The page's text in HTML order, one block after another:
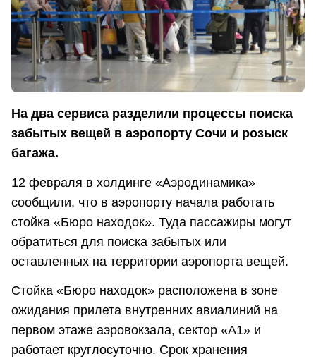
На два сервиса разделили процессы поиска
забытых вещей в аэропорту Сочи и розыск
багажа.
12 февраля в холдинге «Аэродинамика»
сообщили, что в аэропорту начала работать
стойка «Бюро находок». Туда пассажиры могут
обратиться для поиска забытых или
оставленных на территории аэропорта вещей.
Стойка «Бюро находок» расположена в зоне
ожидания прилета внутренних авиалиний на
первом этаже аэровокзала, сектор «А1» и
работает круглосуточно. Срок хранения